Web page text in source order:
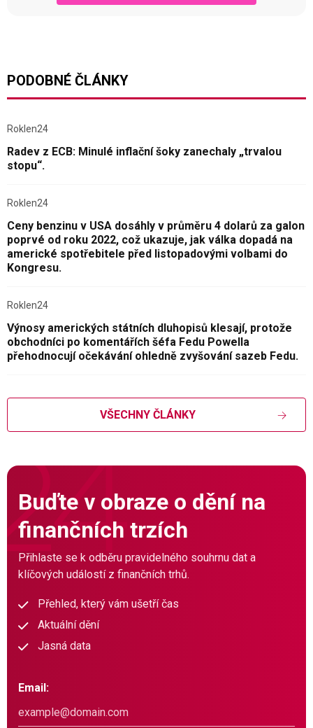
PODOBNÉ ČLÁNKY
Roklen24
Radev z ECB: Minulé inflační šoky zanechaly „trvalou
stopu“.
Roklen24
Ceny benzinu v USA dosáhly v průměru 4 dolarů za galon
poprvé od roku 2022, což ukazuje, jak válka dopadá na
americké spotřebitele před listopadovými volbami do
Kongresu.
Roklen24
Výnosy amerických státních dluhopisů klesají, protože
obchodníci po komentářích šéfa Fedu Powella
přehodnocují očekávání ohledně zvyšování sazeb Fedu.
VŠECHNY ČLÁNKY
Buďte v obraze o dění na
finančních trzích
Přihlaste se k odběru pravidelného souhrnu dat a
klíčových událostí z finančních trhů.
Přehled, který vám ušetří čas
Aktuální dění
Jasná data
Email: